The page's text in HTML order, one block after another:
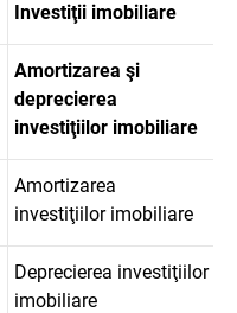
Investiţii imobiliare
Amortizarea şi
deprecierea
investiţiilor imobiliare
Amortizarea
investiţiilor imobiliare
Deprecierea investiţiilor
imobiliare